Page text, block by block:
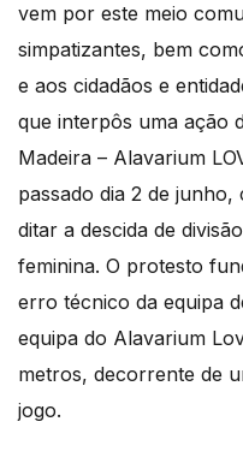
vem por este meio
simpatizantes, bem
e aos cidadãos e
que interpôs uma ação
Madeira – Alavarium
passado dia 2 de
ditar a descida de
feminina. O protesto
erro técnico da equipa
equipa do Alavarium
metros, decorrente de
jogo.